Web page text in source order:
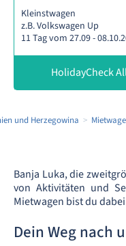
Kleinstwagen
z.B. Volkswagen Up
11 Tag vom 27.09 -
HolidayCheck
und Herzegowina
Banja Luka, die
von Aktivitäten und
Mietwagen bist du
Dein Weg nach